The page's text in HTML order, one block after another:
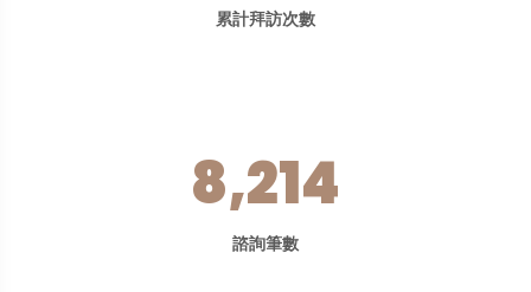
累計拜訪次數
8,214
諮詢筆數